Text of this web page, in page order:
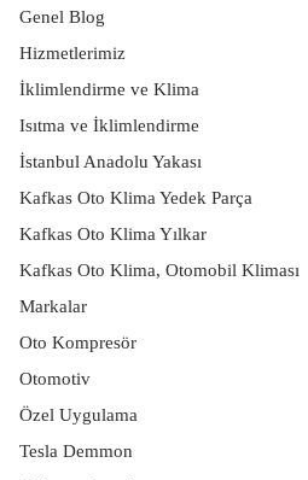
Genel Blog
Hizmetlerimiz
İklimlendirme ve Klima
Isıtma ve İklimlendirme
İstanbul Anadolu Yakası
Kafkas Oto Klima Yedek Parça
Kafkas Oto Klima Yılkar
Kafkas Oto Klima, Otomobil Kliması
Markalar
Oto Kompresör
Otomotiv
Özel Uygulama
Tesla Demmon